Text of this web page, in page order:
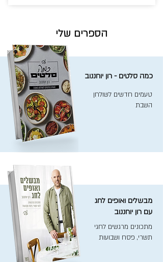
הספרים שלי
כמה סלטים - רון יוחננוב
טעמים חדשים לשולחן
השבת
מבשלים ואופים לחג
עם רון יוחננוב
מתכונים מרגשים לחגי
תשרי, פסח ושבועות